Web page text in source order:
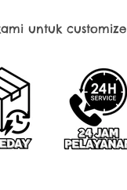
untuk customize